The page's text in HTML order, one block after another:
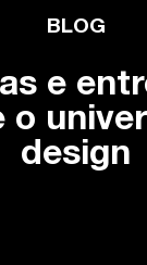
BLOG
e
o
design